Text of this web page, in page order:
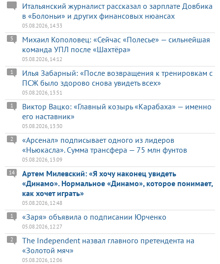
Итальянский журналист рассказал о зарплате Довбика
в «Болоньи» и других финансовых нюансах
05.08.2026, 14:33
Михаил Кополовец: «Сейчас «Полесье» — сильнейшая
команда УПЛ после «Шахтёра»
5
05.08.2026, 14:12
Илья Забарный: «После возвращения к тренировкам с
ПСЖ было здорово снова увидеть всех»
1
05.08.2026, 13:51
Виктор Вацко: «Главный козырь «Карабаха» — именно
его наставник»
1
05.08.2026, 13:30
«Арсенал» подписывает одного из лидеров
«Ньюкасла». Сумма трансфера — 75 млн фунтов
2
05.08.2026, 13:09
Артем Милевский: «Я хочу наконец увидеть
«Динамо». Нормальное «Динамо», которое понимает,
как хочет играть»
14
05.08.2026, 12:48
«Заря» объявила о подписании Юрченко
1
05.08.2026, 12:27
The Independent назвал главного претендента на
«Золотой мяч»
2
05.08.2026, 12:06